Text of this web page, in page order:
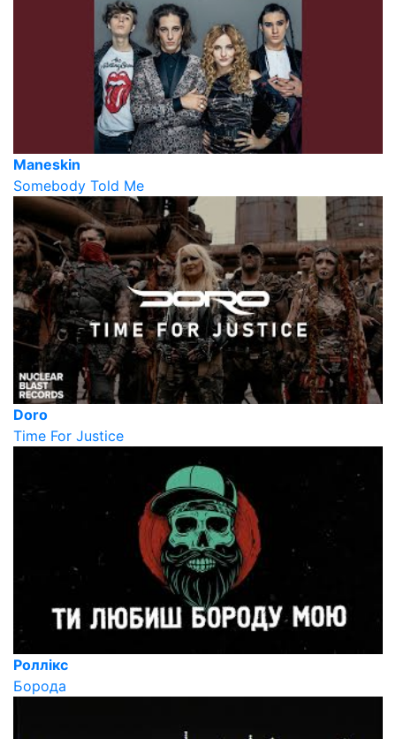
Maneskin
Somebody Told Me
Doro
Time For Justice
Роллікс
Борода